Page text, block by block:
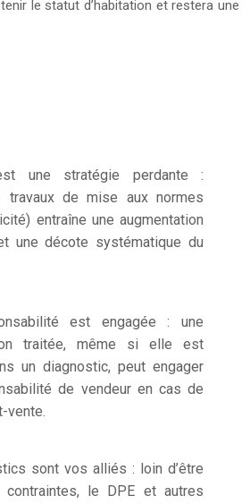
le statut d’habitation et restera une
est une stratégie perdante :
travaux de mise aux normes
entraîne une augmentation
une décote systématique du
est engagée : une
traitée, même si elle est
un diagnostic, peut engager
de vendeur en cas de
vente.
sont vos alliés : loin d’être
le DPE et autres